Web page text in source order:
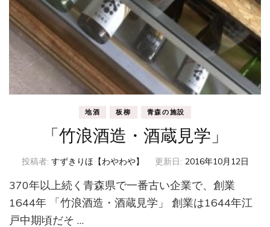
地酒 板柳 青森の施設
「竹浪酒造・酒蔵見学」
投稿者: すずきりほ【わやわや】 更新日: 2016年10月12日
370年以上続く青森県で一番古い企業で、創業
1644年 「竹浪酒造・酒蔵見学」 創業は1644年江
戸中期頃だそ …